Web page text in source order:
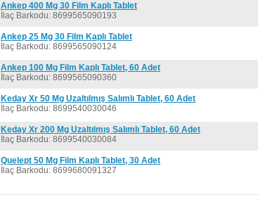
Ankep 400 Mg 30 Film Kaplı Tablet
İlaç Barkodu: 8699565090193
Ankep 25 Mg 30 Film Kaplı Tablet
İlaç Barkodu: 8699565090124
Ankep 100 Mg Film Kaplı Tablet, 60 Adet
İlaç Barkodu: 8699565090360
Keday Xr 50 Mg Uzaltılmış Salımlı Tablet, 60 Adet
İlaç Barkodu: 8699540030046
Keday Xr 200 Mg Uzaltılmış Salımlı Tablet, 60 Adet
İlaç Barkodu: 8699540030084
Quelept 50 Mg Film Kaplı Tablet, 30 Adet
İlaç Barkodu: 8699680091327